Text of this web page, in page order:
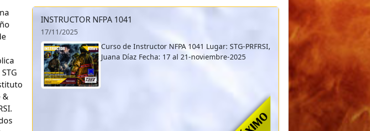
INSTRUCTOR NFPA 1041
17/11/2025
Curso de Instructor NFPA 1041 Lugar: STG-PRFRSI,
Juana Díaz Fecha: 17 al 21-noviembre-2025
&